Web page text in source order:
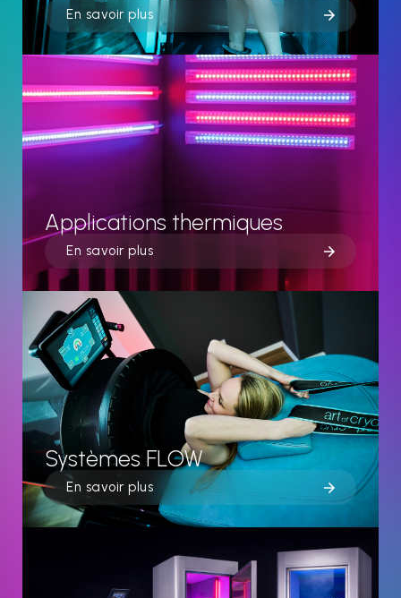
En savoir plus
Applications thermiques
En savoir plus
Systèmes FLOW
En savoir plus